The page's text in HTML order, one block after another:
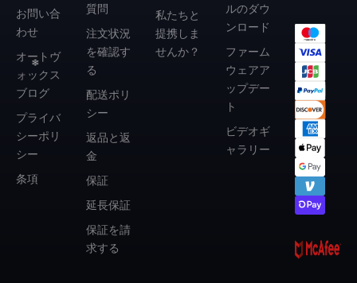
お問い合
わせ
オートヴ
ォックス
ブログ
プライバ
シーポリ
シー
条項
質問
注文状況
を確認す
る
配送ポリ
シー
返品と返
金
保証
延長保証
保証を請
求する
私たちと
提携しま
せんか？
ルのダウ
ンロード
ファーム
ウェアア
ップデー
ト
ビデオギ
ャラリー